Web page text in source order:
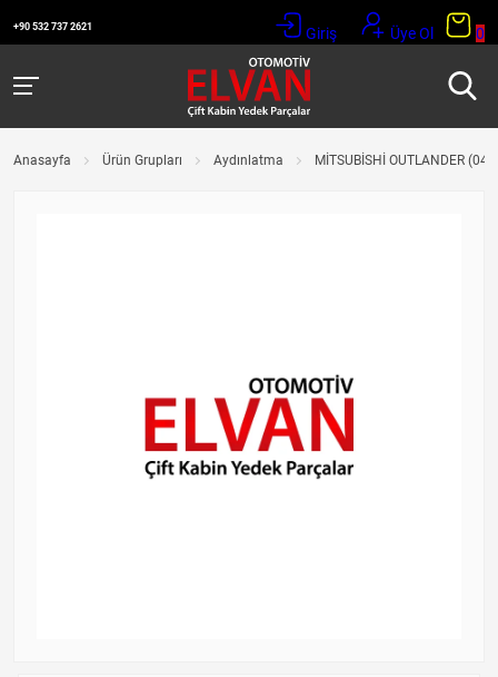
+90 532 737 2621 Giriş Üye Ol 0
Anasayfa Ürün Grupları Aydınlatma MİTSUBİSHİ OUTLANDER (04-